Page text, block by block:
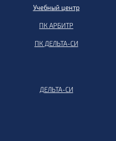
Учебный центр
ПК АРБИТР
ПК ДЕЛЬТА-СИ
ДЕЛЬТА-СИ